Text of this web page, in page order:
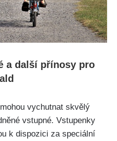
a další přínosy pro
vychutnat skvělý
vstupné. Vstupenky
k dispozici za speciální